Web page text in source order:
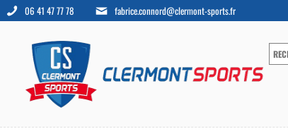
06 41 47 77 78 fabrice.connord@clermont-sports.fr